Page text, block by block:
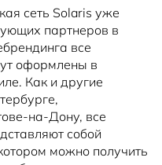
сеть Solaris уже
партнеров в
все
оформлены в
Как и другие
на-Дону, все
собой
можно получить